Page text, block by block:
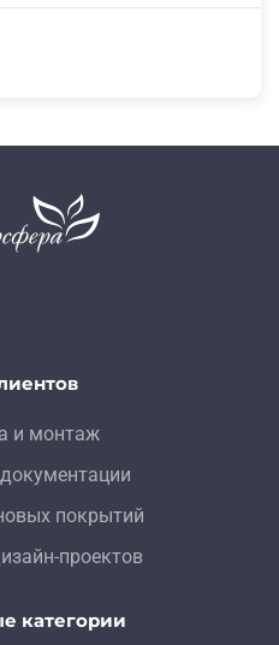
и монтаж
покрытий
проектов
категории